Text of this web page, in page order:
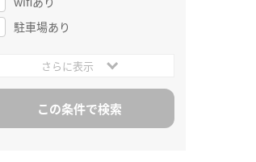
駐車場あり
さらに表示